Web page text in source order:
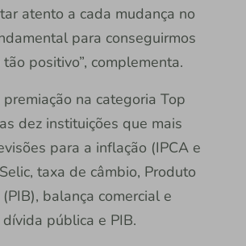
atento a cada mudança no
para conseguirmos
positivo”, complementa.
na categoria Top
dez instituições que mais
para a inflação (IPCA e
taxa de câmbio, Produto
balança comercial e
pública e PIB.